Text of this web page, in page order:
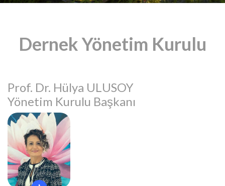
Dernek Yönetim Kurulu
Prof. Dr. Hülya ULUSOY
Yönetim Kurulu Başkanı